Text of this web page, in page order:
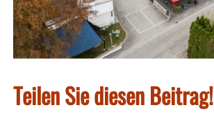
Teilen Sie diesen Beitrag!